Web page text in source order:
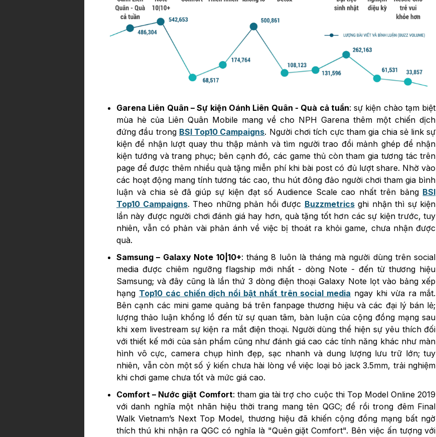
Garena Liên Quân – Sự kiện Oánh Liên Quân - Quà cả tuần: sự kiện chào tạm biệt
mùa hè của Liên Quân Mobile mang về cho NPH Garena thêm một chiến dịch
đứng đầu trong BSI Top10 Campaigns. Người chơi tích cực tham gia chia sẻ link sự
kiện để nhận lượt quay thu thập mảnh và tìm người trao đổi mảnh ghép để nhận
kiện tướng và trang phục; bên cạnh đó, các game thủ còn tham gia tương tác trên
page để được thêm nhiều quà tặng miễn phí khi bài post có đủ lượt share. Nhờ vào
các hoạt động mang tính tương tác cao, thu hút đông đảo người chơi tham gia bình
luận và chia sẻ đã giúp sự kiện đạt số Audience Scale cao nhất trên bảng BSI
Top10 Campaigns. Theo những phản hồi được Buzzmetricsghi nhận thì sự kiện
lần này được người chơi đánh giá hay hơn, quà tặng tốt hơn các sự kiện trước, tuy
nhiên, vẫn có phản vài phản ánh về việc bị thoát ra khỏi game, chưa nhận được
quà.
Samsung – Galaxy Note 10|10+: tháng 8 luôn là tháng mà người dùng trên social
media được chiêm ngưỡng flagship mới nhất - dòng Note - đến từ thương hiệu
Samsung; và đây cũng là lần thứ 3 dòng điện thoại Galaxy Note lọt vào bảng xếp
hạng Top10 các chiến dịch nổi bật nhất trên social media ngay khi vừa ra mắt.
Bên cạnh các mini game quảng bá trên fanpage thương hiệu và các đại lý bán lẻ;
lượng thảo luận khổng lồ đến từ sự quan tâm, bàn luận của cộng đồng mạng sau
khi xem livestream sự kiện ra mắt điện thoại. Người dùng thể hiện sự yêu thích đối
với thiết kế mới của sản phẩm cũng như đánh giá cao các tính năng khác như màn
hình vô cực, camera chụp hình đẹp, sạc nhanh và dung lượng lưu trữ lớn; tuy
nhiên, vẫn còn một số ý kiến chưa hài lòng về việc loại bỏ jack 3.5mm, trải nghiệm
khi chơi game chưa tốt và mức giá cao.
Comfort – Nước giặt Comfort: tham gia tài trợ cho cuộc thi Top Model Online 2019
với danh nghĩa một nhãn hiệu thời trang mang tên QGC; để rồi trong đêm Final
Walk Vietnam’s Next Top Model, thương hiệu đã khiến cộng đồng mạng bất ngờ
thích thú khi nhận ra QGC có nghĩa là "Quên giặt Comfort". Bên việc ấn tượng với